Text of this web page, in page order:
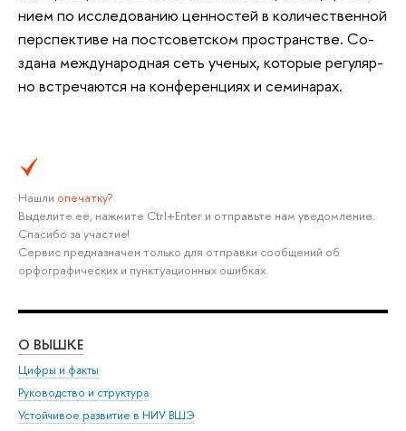
ни­ем по ис­сле­до­ва­нию ценно­стей в ко­ли­че­ствен­ной
пер­спек­ти­ве на постсо­вет­ском про­стран­стве. Со­
зда­на меж­ду­на­род­ная сеть уче­ных, ко­то­рые ре­гу­ляр­
но встре­ча­ют­ся на кон­фе­рен­ци­ях и се­ми­на­рах.
Нашли опечатку?
Выделите её, нажмите Ctrl+Enter и отправьте нам уведомление.
Спасибо за участие!
Сервис предназначен только для отправки сообщений об
орфографических и пунктуационных ошибках.
О ВЫШКЕ
Цифры и факты
Руководство и структура
Устойчивое развитие в НИУ ВШЭ